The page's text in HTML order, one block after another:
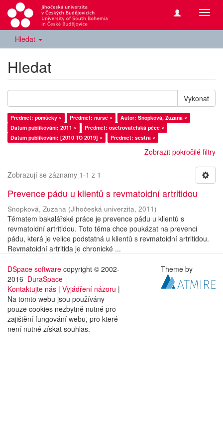
Hledat
Hledat
Vykonat
Předmět: pomůcky × Předmět: nurse ×
Autor: Snopková, Zuzana ×
Datum publikování: 2011 ×
Předmět: ošetřovatelská péče ×
Datum publikování: [2010 TO 2019] ×
Předmět: sestra ×
Zobrazit pokročilé filtry
Zobrazují se záznamy 1-1 z 1
Prevence pádu u klientů s revmatoidní artritidou
Snopková, Zuzana (Jihočeská univerzita, 2011)
Tématem bakalářské práce je prevence pádu u klientů s
revmatoidní artritidou. Toto téma chce poukázat na prevenci
pádu, která je velice podstatná u klientů s revmatoidní artritidou.
Revmatoidní artritida je chronické ...
DSpace software copyright © 2002-
2016 DuraSpace
Kontaktujte nás | Vyjádření názoru |
Na tomto webu jsou používány
pouze cookies nezbytně nutné pro
zajištění fungování webu, pro které
není nutné získat souhlas.
Theme by